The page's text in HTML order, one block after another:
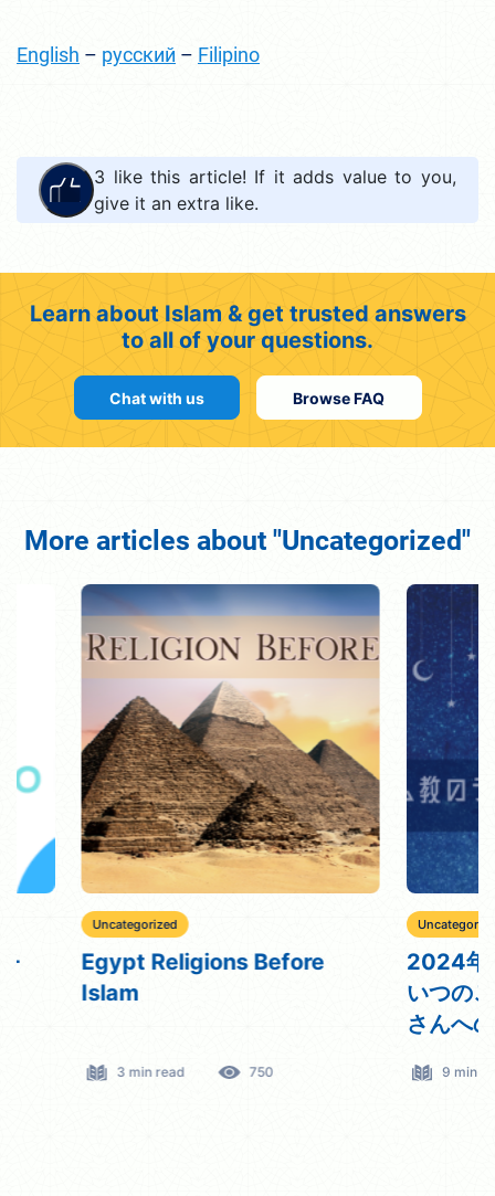
English – русский – Filipino
3 like this article! If it adds value to you,
give it an extra like.
Learn about Islam & get trusted answers
to all of your questions.
Chat with us Browse FAQ
More articles about "Uncategorized"
Uncategorized
Egypt Religions Before
3 min read 750
Uncategorized
2024年ラマ
いつのこと？
さんへのガイ
9 min read